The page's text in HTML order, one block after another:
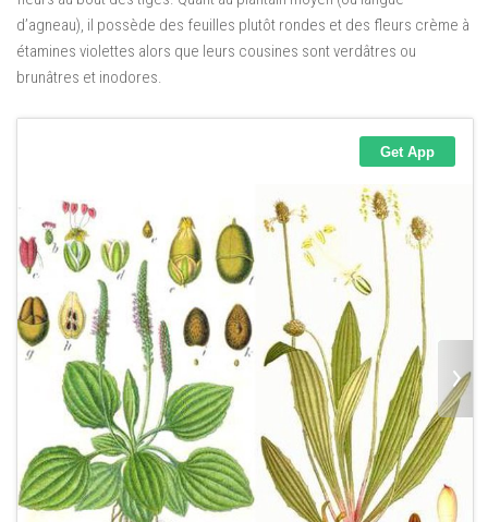
d’agneau), il possède des feuilles plutôt rondes et des fleurs crème à
étamines violettes alors que leurs cousines sont verdâtres ou
brunâtres et inodores.